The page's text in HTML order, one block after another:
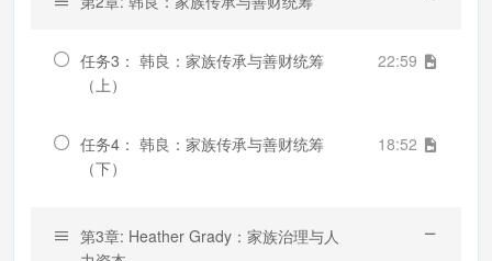
任务3： 韩良：家族传承与善财统筹
（上）
22:59
任务4： 韩良：家族传承与善财统筹
（下）
18:52
第3章: Heather Grady：家族治理与人